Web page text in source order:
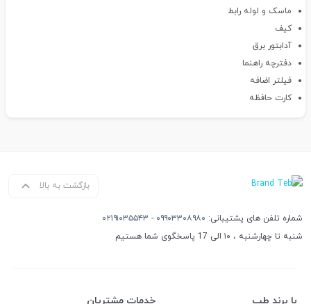
ماسک و لوله رابط
کیف
آدابتور برق
دفترچه راهنما
فیلتر اضافه
کارت حافظه
بازگشت به بالا
شماره تلفن های پشتیبانی: ۰۹۹۰۳۳۰۸۹۸۰ - ۰۲۱۹۱۰۳۵۵۴۳
شنبه تا چهارشنبه ، ۱۰ الی 17 پاسخگوی شما هستیم
با برند طب خدمات مشتریان